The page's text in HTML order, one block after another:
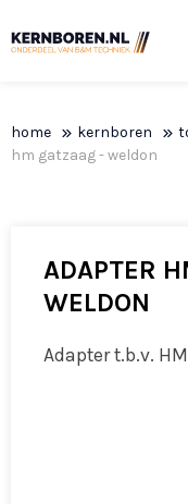
home kernboren
hm gatzaag - weldon
ADAPTER
WELDON
Adapter t.b.v.